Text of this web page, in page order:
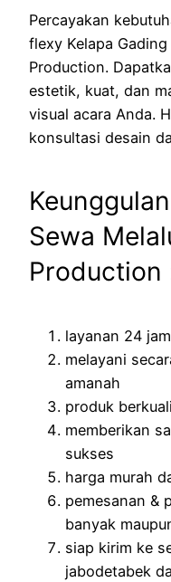
Percayakan
flexy Kelapa
Production.
estetik, kuat, dan
visual acara Anda.
konsultasi desain
Sewa
Production
layanan 24 jam
melayani
amanah
produk
memberikan
sukses
harga murah
pemesanan &
banyak
siap kirim ke
jabodetabek